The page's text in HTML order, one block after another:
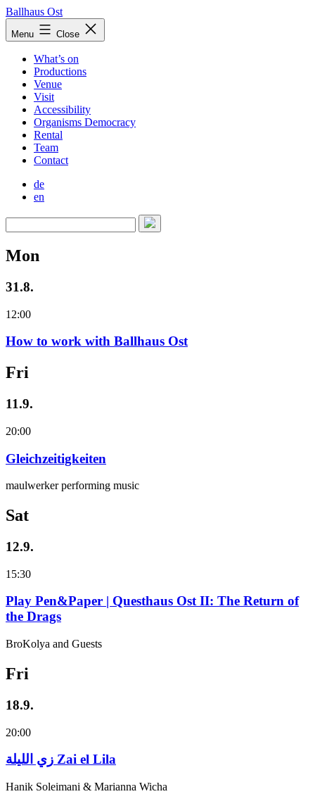
Skip
to
content
Ballhaus Ost
Ballhaus
Ost
Menu Close
What’s on
Productions
Venue
Visit
Accessibility
Organisms Democracy
Rental
Team
Contact
de
en
Mon
31.8.
12:00
How to work with Ballhaus Ost
Fri
11.9.
20:00
Gleichzeitigkeiten
maulwerker performing music
Sat
12.9.
15:30
Play Pen&Paper | Questhaus Ost II: The Return of
the Drags
BroKolya and Guests
Fri
18.9.
20:00
زي‌ اللیلة Zai el Lila
Hanik Soleimani & Marianna Wicha